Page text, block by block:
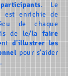
. Le
est enrichie de
de chaque
de le/la faire
d'illustrer les
pour s'aider